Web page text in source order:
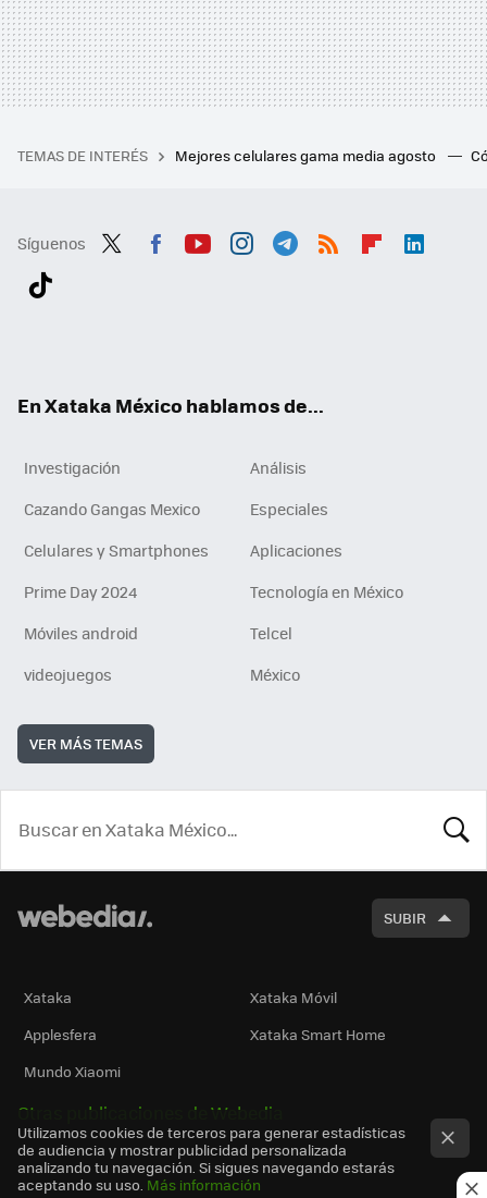
TEMAS DE INTERÉS Mejores celulares gama media agosto
Síguenos
En Xataka México hablamos de...
Investigación
Análisis
Cazando Gangas Mexico
Especiales
Celulares y Smartphones
Aplicaciones
Prime Day 2024
Tecnología en México
Móviles android
Telcel
videojuegos
México
VER MÁS TEMAS
SUBIR
Xataka
Xataka Móvil
Applesfera
Xataka Smart Home
Mundo Xiaomi
Otras publicaciones de Webedia
Utilizamos cookies de terceros para generar estadísticas
de audiencia y mostrar publicidad personalizada
analizando tu navegación. Si sigues navegando estarás
aceptando su uso. Más información